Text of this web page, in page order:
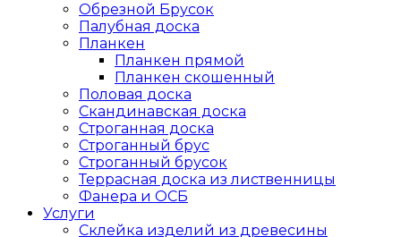
Обрезной Брусок
Палубная доска
Планкен
Планкен прямой
Планкен скошенный
Половая доска
Скандинавская доска
Строганная доска
Строганный брус
Строганный брусок
Террасная доска из лиственницы
Фанера и ОСБ
Услуги
Склейка изделий из древесины